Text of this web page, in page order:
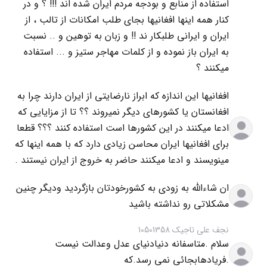
استفاده از منابع و بودجه مردم ایران شده اند !!! ؟ و در
کنار همه اینها افغانیها بجای طلب امکانات از تالب ، از
ایران و ایرانی طلبکار ند !! و زبان به توهین و .. نسبت
به ایران باز نموده و از کلمات مهاجر ستیز و ... استفاده
میکنند ؟
افغانیها این اندازه که ابراز نارضایتی از ایران دارند چرا به
افغانستان یا کشورهای دیگر نمیروند ؟؟ تا از مزایایی که
ادعا میکنند در این کشورها است استفاده کنند ؟؟؟ قطعا
برای افغانیها ایران محاسن زیادی دارد که با همه اینها که
مینویسند و ادعا میکنند حاضر به خروج از ایران نیستند .
ان شاءالله به زودی به کشورخودتان بازگردید ودیگر چنین
مشکلاتی رو نداشته باشید
نجف علی تاجیک 10501358
سلام .متاسفانه دنیادنیای عدل وعدالت نیست
.فریادهابجائی نمی رسد.که